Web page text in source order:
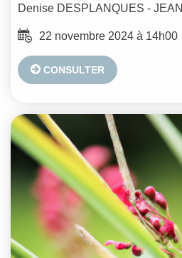
Denise DESPLANQUES - JEAN
22 novembre 2024 à 14h00
CONSULTER